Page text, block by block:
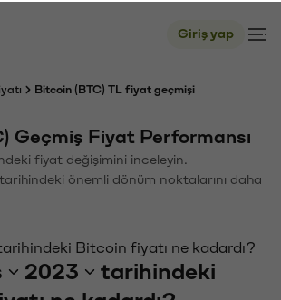
Giriş yap
Bitcoin (BTC) TL fiyat geçmişi
Geçmiş Fiyat Performansı
fiyat değişimini inceleyin.
önemli dönüm noktalarını daha
Bitcoin fiyatı ne kadardı?
2023
tarihindeki